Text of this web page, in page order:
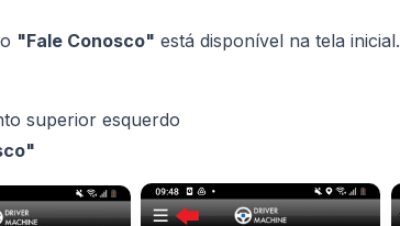
"Fale Conosco" está disponível na tela inicial.
superior esquerdo